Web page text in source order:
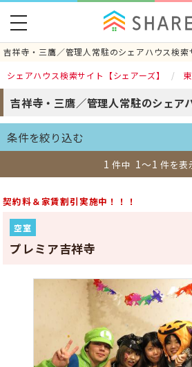
吉祥寺・三鷹／管理人常駐のシェアハウス検索
toggle
navigation
シェアハウス検索サイト【シェアーズ】
吉祥寺・三鷹／管理人常駐のシェア
条件を絞り込む
1 件中 1～1 件を表
契約料＆家賃割引実施中！！！
空室
プレミア吉祥寺